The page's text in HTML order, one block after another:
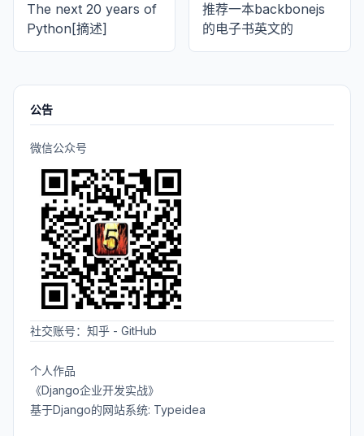
The next 20 years of
Python[摘述]
推荐一本backbonejs
的电子书英文的
公告
微信公众号
社交账号： 知乎 - GitHub
个人作品
《Django企业开发实战》
基于Django的网站系统: Typeidea